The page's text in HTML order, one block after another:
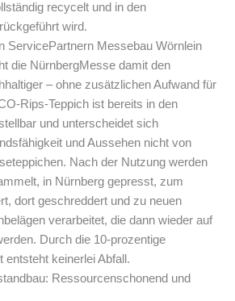
recycelt und in den
wird.
ServicePartnern Messebau Wörnlein
die NürnbergMesse damit den
– ohne zusätzlichen Aufwand für
Rips-Teppich ist bereits in den
und unterscheidet sich
und Aussehen nicht von
Nach der Nutzung werden
in Nürnberg gepresst, zum
dort geschreddert und zu neuen
verarbeitet, die dann wieder auf
Durch die 10-prozentige
entsteht keinerlei Abfall.
Ressourcenschonend und